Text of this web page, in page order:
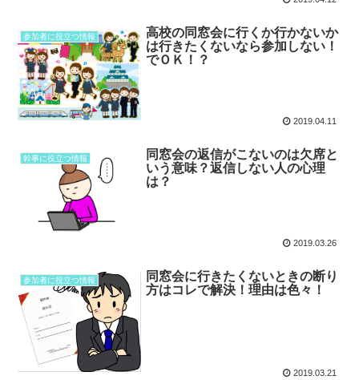
参加者に役立つ情報
高校の同窓会に行くか行かないか
は行きたくないなら参加しない！
でＯＫ！？
2019.04.11
幹事に役立つ情報
同窓会の返信がこないのは欠席と
いう意味？返信しない人の心理
は？
2019.03.26
参加者に役立つ情報
同窓会に行きたくないときの断り
方はコレで解決！理由は色々！
2019.03.21